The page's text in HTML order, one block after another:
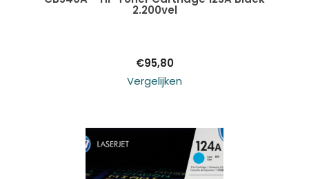
2.200vel
€95,80
Vergelijken